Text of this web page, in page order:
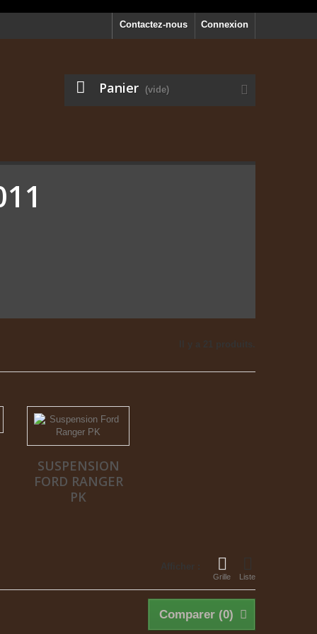
Connexion
Contactez-nous
Panier (vide)
SUSPENSION
FORD RANGER
PK
Afficher :
Grille Liste
Comparer (0)